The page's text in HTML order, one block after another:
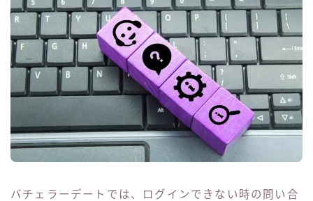
バチェラーデートでは、ログインできない時の問い合